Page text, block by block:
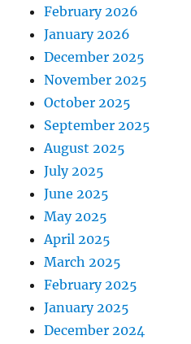
February 2026
January 2026
December 2025
November 2025
October 2025
September 2025
August 2025
July 2025
June 2025
May 2025
April 2025
March 2025
February 2025
January 2025
December 2024